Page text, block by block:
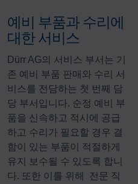
예비 부품과 수리에
대한 서비스
Dürr AG의 서비스 부서는 기
존 예비 부품 판매와 수리 서
비스를 전담하는 첫 번째 담
당 부서입니다. 순정 예비 부
품을 신속하고 적시에 공급
하고 수리가 필요할 경우 결
함이 있는 부품이 적절하게
유지 보수될 수 있도록 합니
다. 또한 이를 위해 전문 직